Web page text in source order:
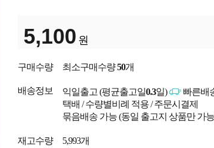
5,100 원
구매수량 최소구매수량50개
배송정보 익일출고 (평균출고일0.3일)
빠른배
택배 / 수량별비례 적용 / 주문시결제
묶음배송 가능 (동일 출고지 상품만 가
재고수량 5,993개